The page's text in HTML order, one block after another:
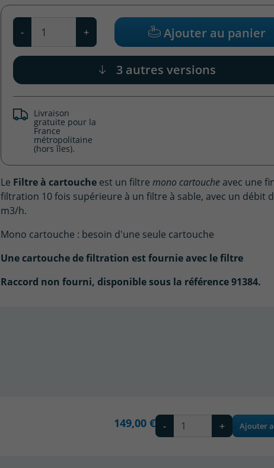
Qté
- + Ajouter au panier
3 autres versions
Livraison
gratuite pour la
France
métropolitaine
(hors îles).
Le Filtre à cartouche est un filtre mono cartouche avec une
filtration 10 fois supérieure à un filtre à sable, avec un débit
m3/h.
Mono cartouche : besoin d'une seule cartouche
Une cartouche de filtration est fournie avec le filtre
Raccord non fourni, disponible sous la référence91384.
149,00 € - + Ajouter